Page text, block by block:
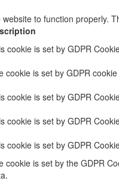
to function properly.
cookie is set by GDPR
cookie is set by GDPR
cookie is set by GDPR
cookie is set by GDPR
cookie is set by GDPR
cookie is set by the GDPR